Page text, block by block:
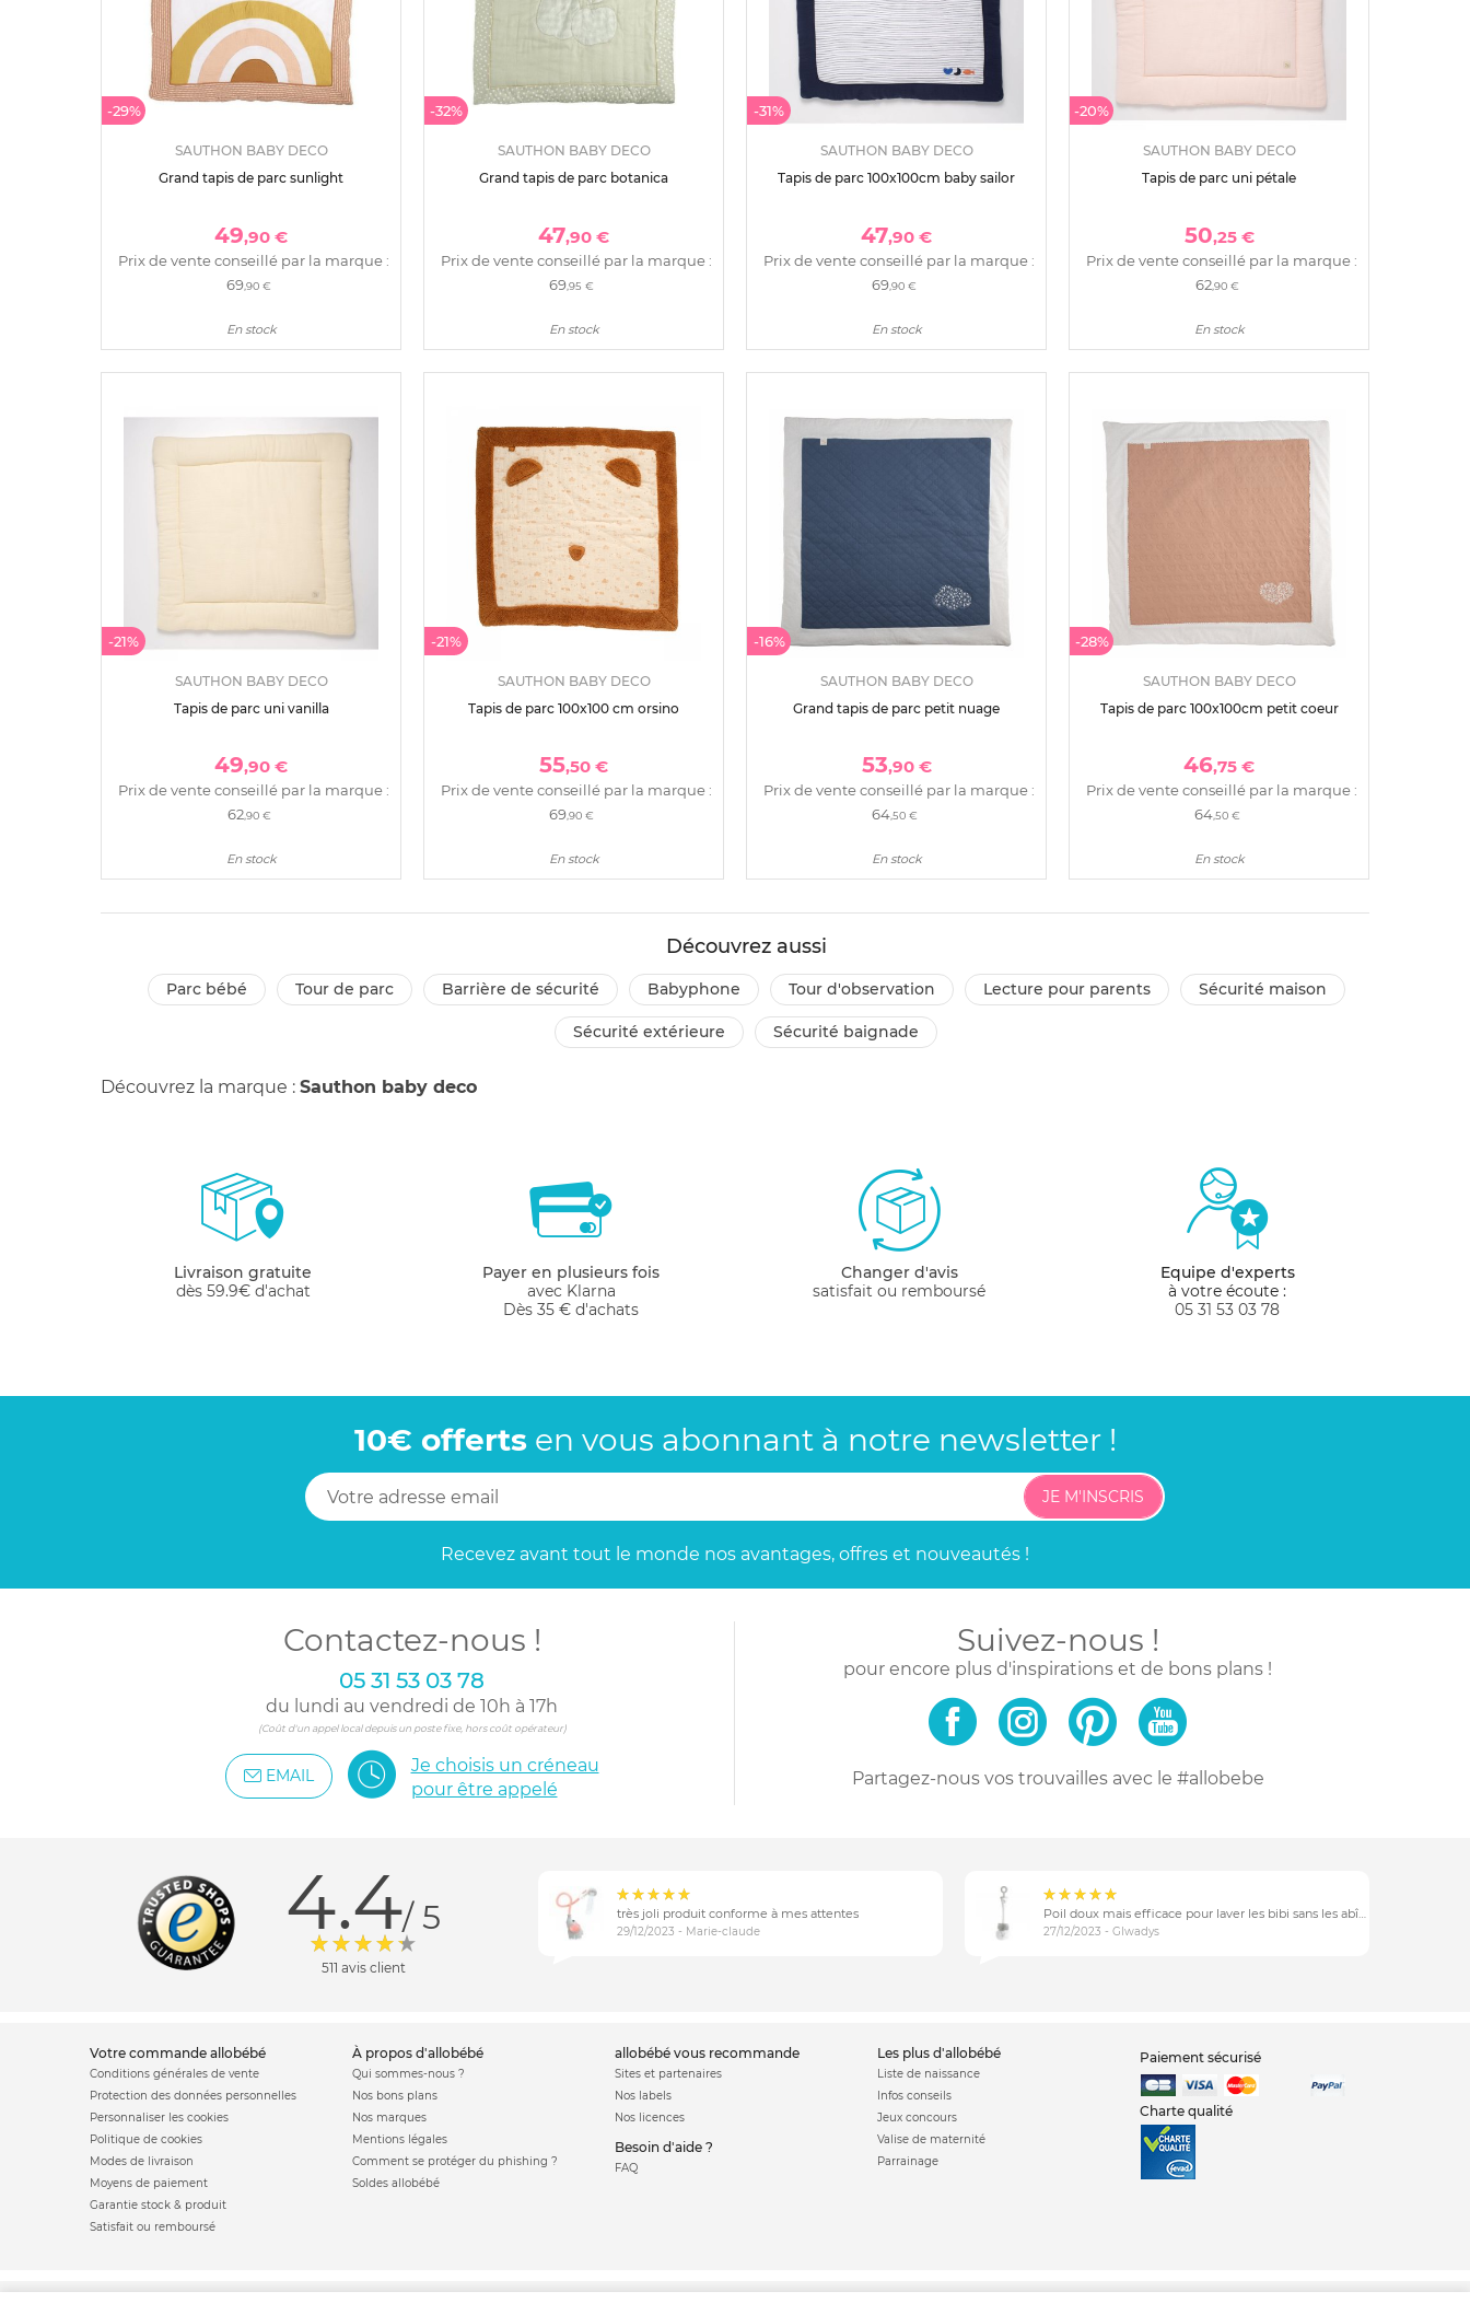
-29%
SAUTHON BABY DECO
Grand tapis de parc sunlight
49,90 €
Prix de vente conseillé par la marque :
69,90 €
En stock
-32%
SAUTHON BABY DECO
Grand tapis de parc botanica
47,90 €
Prix de vente conseillé par la marque :
69,95 €
En stock
-31%
SAUTHON BABY DECO
Tapis de parc 100x100cm baby sailor
47,90 €
Prix de vente conseillé par la marque :
69,90 €
En stock
-20%
SAUTHON BABY DECO
Tapis de parc uni pétale
50,25 €
Prix de vente conseillé par la marque :
62,90 €
En stock
-21%
SAUTHON BABY DECO
Tapis de parc uni vanilla
49,90 €
Prix de vente conseillé par la marque :
62,90 €
En stock
-21%
SAUTHON BABY DECO
Tapis de parc 100x100 cm orsino
55,50 €
Prix de vente conseillé par la marque :
69,90 €
En stock
-16%
SAUTHON BABY DECO
Grand tapis de parc petit nuage
53,90 €
Prix de vente conseillé par la marque :
64,50 €
En stock
-28%
SAUTHON BABY DECO
Tapis de parc 100x100cm petit coeur
46,75 €
Prix de vente conseillé par la marque :
64,50 €
En stock
Découvrez aussi
parc bébé tour de parc barrière de sécurité babyphone tour d'observation lecture pour parents sécurité maison
sécurité extérieure sécurité baignade
Découvrez la marque : Sauthon baby deco
Livraison gratuite
dès 59.9€ d'achat
Payer en plusieurs fois
avec Klarna
Dès 35 € d'achats
Changer d'avis
satisfait ou remboursé
Equipe d'experts
à votre écoute :
05 31 53 03 78
10€ offertsen vous abonnantà notre newsletter !
JE M'INSCRIS
Recevez avant tout le monde nos avantages, offres et nouveautés !
Contactez-nous !
05 31 53 03 78
du lundi au vendredi de 10h à 17h
(Coût d'un appel local depuis un poste fixe, hors coût opérateur)
EMAIL
Je choisis un créneau
pour être appelé
Suivez-nous !
pour encore plus d'inspirations et de bons plans !
Partagez-nous vos trouvaillesavec le #allobebe
4.4/ 5
511 avis client
très joli produit conforme à mes attentes
29/12/2023 - Marie-claude
Poil doux mais efficace pour laver les bibi sans les abîmer
27/12/2023 - Glwadys
votre commande allobébé
Conditions générales de vente
Protection des données personnelles
Personnaliser les cookies
Politique de cookies
Modes de livraison
Moyens de paiement
Garantie stock & produit
Satisfait ou remboursé
à propos d'allobébé
Qui sommes-nous ?
Nos bons plans
Nos marques
Mentions légales
Comment se protéger du phishing ?
Soldes allobébé
allobébé vous recommande
Sites et partenaires
Nos labels
Nos licences
Besoin d'aide ?
FAQ
les plus d'allobébé
Liste de naissance
Infos conseils
Jeux concours
Valise de maternité
Parrainage
Paiement sécurisé
Charte qualité